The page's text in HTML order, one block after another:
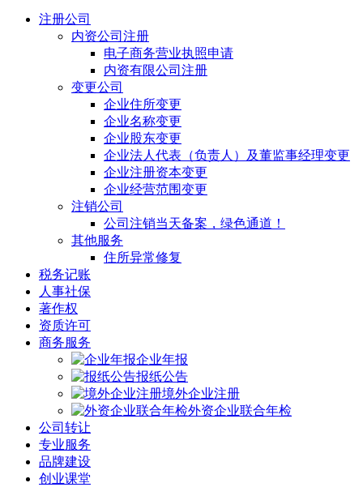
注册公司
内资公司注册
电子商务营业执照申请
内资有限公司注册
变更公司
企业住所变更
企业名称变更
企业股东变更
企业法人代表（负责人）及董监事经理变更
企业注册资本变更
企业经营范围变更
注销公司
公司注销当天备案，绿色通道！
其他服务
住所异常修复
税务记账
人事社保
著作权
资质许可
商务服务
企业年报
报纸公告
境外企业注册
外资企业联合年检
公司转让
专业服务
品牌建设
创业课堂